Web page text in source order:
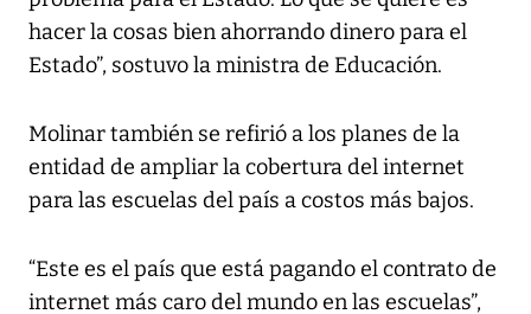
hacer la cosas bien ahorrando dinero para el
Estado”, sostuvo la ministra de Educación.
Molinar también se refirió a los planes de la
entidad de ampliar la cobertura del internet
para las escuelas del país a costos más bajos.
“Este es el país que está pagando el contrato de
internet más caro del mundo en las escuelas”,